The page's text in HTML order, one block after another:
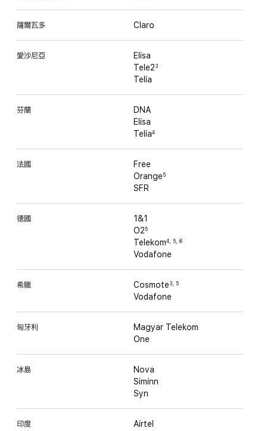
薩爾瓦多 Claro
愛沙尼亞
Elisa
Tele2 3
Telia
芬蘭
DNA
Elisa
Telia4
法國
Free
Orange 5
SFR
德國
1&1
O2 5
Telekom4 5 6
Vodafone
希臘 Cosmote 3 5
Vodafone
匈牙利
Magyar Telekom
One
冰島
Nova
Siminn
Syn
印度
Airtel